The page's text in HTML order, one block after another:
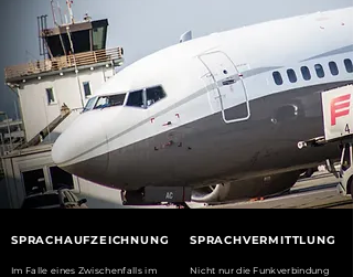
SPRACHAUFZEICHNUNG
Im Falle eines Zwischenfalls im
SPRACHVERMITTLUNG
Nicht nur die Funkverbindung